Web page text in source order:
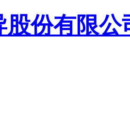
股份有限公